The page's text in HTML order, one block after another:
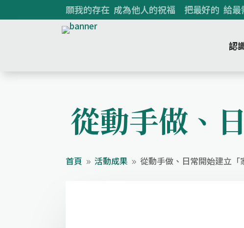
願我的存在 成為他人的祝福 把最好的 給
認
從動手做、
首頁 9 活動成果 9 從動手做、日常開始建立「